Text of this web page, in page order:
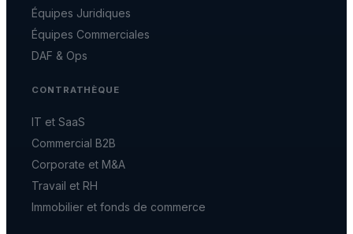
Équipes Juridiques
Équipes Commerciales
DAF & Ops
CONTRATHÈQUE
IT et SaaS
Commercial B2B
Corporate et M&A
Travail et RH
Immobilier et fonds de commerce